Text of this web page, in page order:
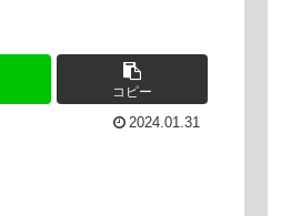
コピー
2024.01.31